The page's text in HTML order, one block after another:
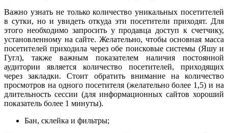
Важно узнать не только количество уникальных посетителей
в сутки, но и увидеть откуда эти посетители приходят. Для
этого необходимо запросить у продавца доступ к счетчику,
установленному на сайте. Желательно, чтобы основная масса
посетителей приходила через обе поисковые системы (Яшу и
Гугл), также важным показателем наличия постоянной
аудитории является количество посетителей, приходящих
через закладки. Стоит обратить внимание на количество
просмотров на одного посетителя (желательно более 1,5) и на
длительность сессии (для информационных сайтов хороший
показатель более 1 минуты).
Бан, склейка и фильтры;